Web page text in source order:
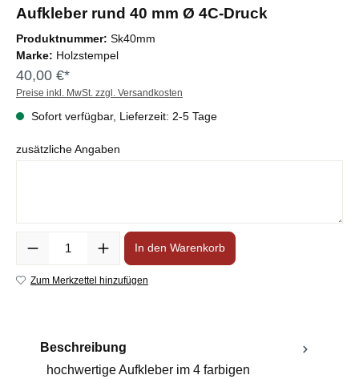
Aufkleber rund 40 mm Ø 4C-Druck
Produktnummer: Sk40mm
Marke: Holzstempel
40,00 €*
Preise inkl. MwSt. zzgl. Versandkosten
Sofort verfügbar, Lieferzeit: 2-5 Tage
zusätzliche Angaben
In den Warenkorb
Zum Merkzettel hinzufügen
Beschreibung
hochwertige Aufkleber im 4 farbigen